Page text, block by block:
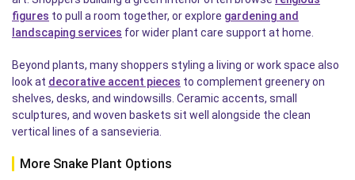
figures to pull a room together, or explore gardening and
landscaping services for wider plant care support at home.
Beyond plants, many shoppers styling a living or work space also
look at decorative accent pieces to complement greenery on
shelves, desks, and windowsills. Ceramic accents, small
sculptures, and woven baskets sit well alongside the clean
vertical lines of a sansevieria.
More Snake Plant Options